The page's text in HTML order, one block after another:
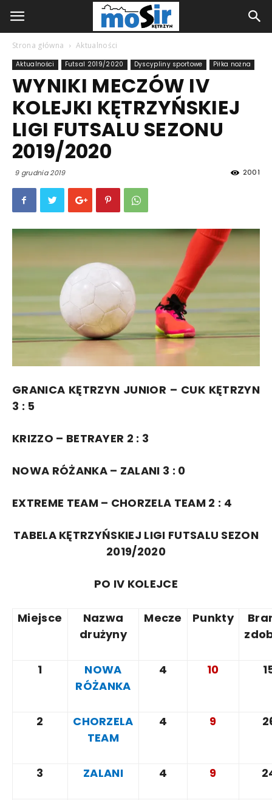
Strona główna Aktualności
Aktualności Futsal 2019/2020 Dyscypliny sportowe Piłka nożna
WYNIKI MECZÓW IV
KOLEJKI KĘTRZYŃSKIEJ
LIGI FUTSALU SEZONU
2019/2020
9 grudnia 2019 2001
GRANICA KĘTRZYN JUNIOR – CUK KĘTRZYN
3 : 5
KRIZZO – BETRAYER 2 : 3
NOWA RÓŻANKA – ZALANI 3 : 0
EXTREME TEAM – CHORZELA TEAM 2 : 4
TABELA KĘTRZYŃSKIEJ LIGI FUTSALU SEZON
2019/2020
PO IV KOLEJCE
Miejsce
Nazwa
drużyny
Mecze Punkty
1
NOWA
RÓŻANKA
4 10
2
CHORZELA
TEAM
4 9
3 ZALANI 4 9